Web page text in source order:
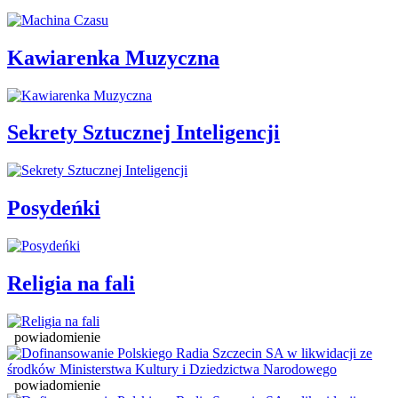
Kawiarenka Muzyczna
Sekrety Sztucznej Inteligencji
Posydeńki
Religia na fali
powiadomienie
powiadomienie